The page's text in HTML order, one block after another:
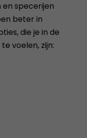
en specerijen
beter in
die je in de
voelen, zijn: